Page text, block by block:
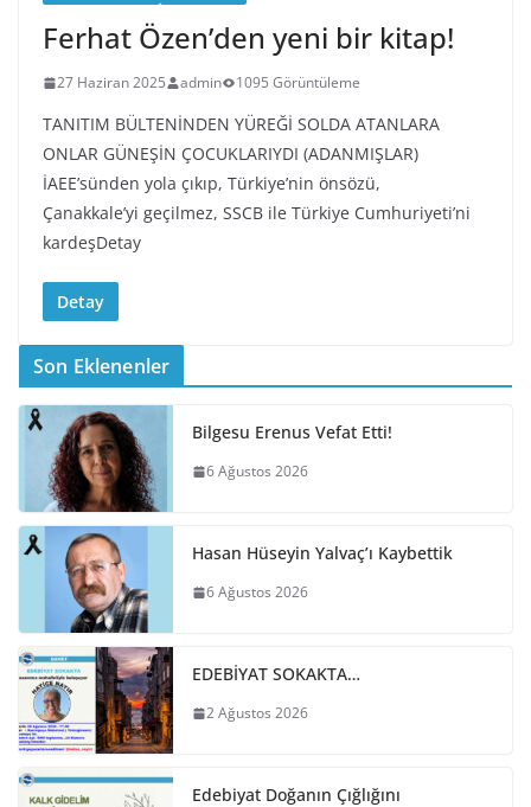
Ferhat Özen’den yeni bir kitap!
27 Haziran 2025 admin 1095 Görüntüleme
TANITIM BÜLTENİNDEN YÜREĞİ SOLDA ATANLARA
ONLAR GÜNEŞİN ÇOCUKLARIYDI (ADANMIŞLAR)
İAEE’sünden yola çıkıp, Türkiye’nin önsözü,
Çanakkale’yi geçilmez, SSCB ile Türkiye Cumhuriyeti’ni
kardeşDetay
Detay
Son Eklenenler
Bilgesu Erenus Vefat Etti!
6 Ağustos 2026
Hasan Hüseyin Yalvaç’ı Kaybettik
6 Ağustos 2026
EDEBİYAT SOKAKTA…
2 Ağustos 2026
Edebiyat Doğanın Çığlığını